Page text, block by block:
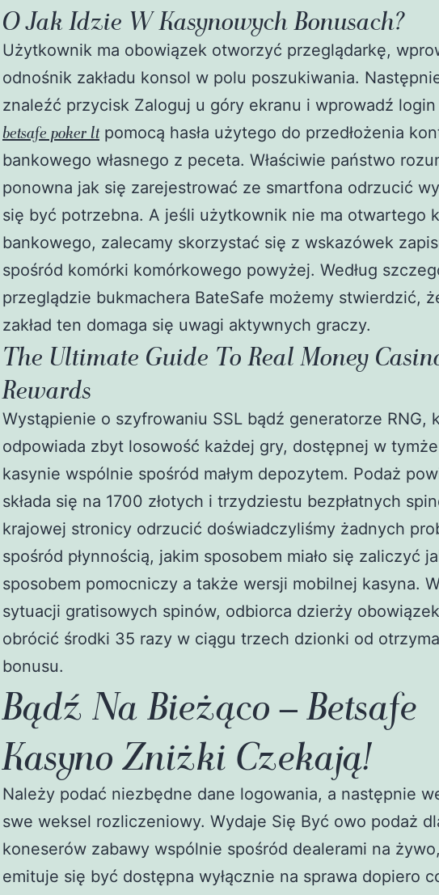
O Jak Idzie W Kasynowych Bonusach?
Użytkownik ma obowiązek otworzyć przeglądarkę,
odnośnik zakładu konsol w polu poszukiwania.
znaleźć przycisk Zaloguj u góry ekranu i wprowadź
betsafe poker lt pomocą hasła użytego do przedłożenia
bankowego własnego z peceta. Właściwie państwo
ponowna jak się zarejestrować ze smartfona odrzucić
się być potrzebna. A jeśli użytkownik nie ma otwartego
bankowego, zalecamy skorzystać się z wskazówek
spośród komórki komórkowego powyżej. Według
przeglądzie bukmachera BateSafe możemy stwierdzić,
zakład ten domaga się uwagi aktywnych graczy.
The Ultimate Guide To Real Money
Rewards
Wystąpienie o szyfrowaniu SSL bądź generatorze RNG,
odpowiada zbyt losowość każdej gry, dostępnej w tymże
kasynie wspólnie spośród małym depozytem. Podaż
składa się na 1700 złotych i trzydziestu bezpłatnych
krajowej stronicy odrzucić doświadczyliśmy żadnych
spośród płynnością, jakim sposobem miało się zaliczyć
sposobem pomocniczy a także wersji mobilnej kasyna.
sytuacji gratisowych spinów, odbiorca dzierży obowiązek
obrócić środki 35 razy w ciągu trzech dzionki od
bonusu.
Bądź Na Bieżąco – Betsafe
Kasyno Zniżki Czekają!
Należy podać niezbędne dane logowania, a następnie
swe weksel rozliczeniowy. Wydaje Się Być owo podaż
koneserów zabawy wspólnie spośród dealerami na
emituje się być dostępna wyłącznie na sprawa dopiero